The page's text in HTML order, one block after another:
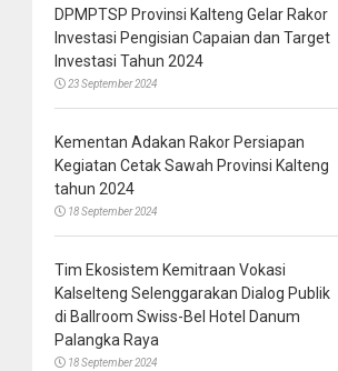
DPMPTSP Provinsi Kalteng Gelar Rakor
Investasi Pengisian Capaian dan Target
Investasi Tahun 2024
23 September 2024
Kementan Adakan Rakor Persiapan
Kegiatan Cetak Sawah Provinsi Kalteng
tahun 2024
18 September 2024
Tim Ekosistem Kemitraan Vokasi
Kalselteng Selenggarakan Dialog Publik
di Ballroom Swiss-Bel Hotel Danum
Palangka Raya
18 September 2024